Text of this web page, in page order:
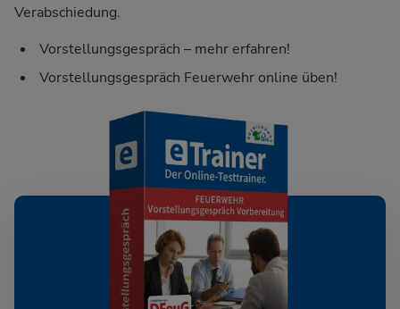
Verabschiedung.
Vorstellungsgespräch – mehr erfahren!
Vorstellungsgespräch Feuerwehr online üben!